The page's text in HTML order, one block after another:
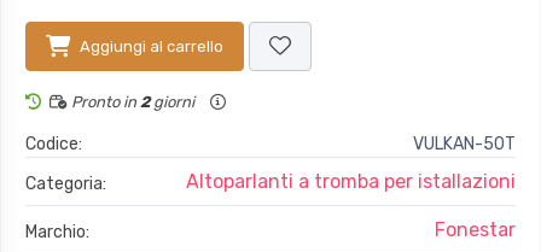
Aggiungi al carrello
Pronto in 2giorni
Codice:
VULKAN-50T
Categoria:
Altoparlanti a tromba per istallazioni
Marchio: Fonestar